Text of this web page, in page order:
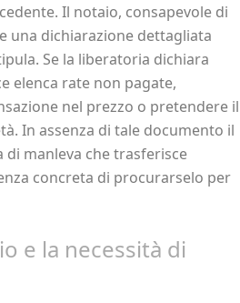
Il notaio, consapevole di
una dichiarazione dettagliata
Se la liberatoria dichiara
elenca rate non pagate,
nel prezzo o pretendere il
In assenza di tale documento il
di manleva che trasferisce
concreta di procurarselo per
e la necessità di